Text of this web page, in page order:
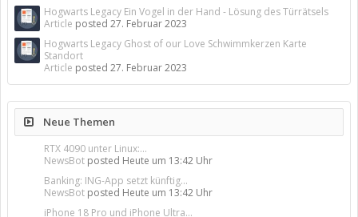
Hogwarts Legacy Ein Vogel in der Hand - Lösung des Türrätsels
Article posted 27. Februar 2023
Hogwarts Legacy Ghost of our Love Schwimmkerzen Karte
Standort
Article posted 27. Februar 2023
Neue Themen
RTX 4090 unter Linux:...
NewsBot posted Heute um 13:42 Uhr
Banking: ING-App setzt künftig...
NewsBot posted Heute um 13:42 Uhr
iPhone 18 Pro und iPhone Ultra...